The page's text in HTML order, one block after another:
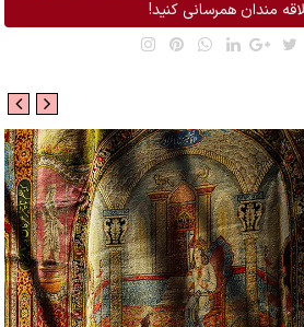
مندان همرسانی کنید!